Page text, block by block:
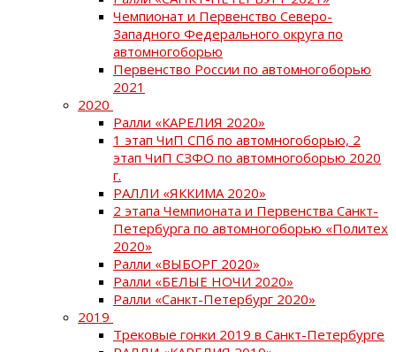
Чемпионат и Первенство Северо-
Западного Федерального округа по
автомногоборью
Первенство России по автомногоборью
2021
2020
Ралли «КАРЕЛИЯ 2020»
1 этап ЧиП СПб по автомногоборью, 2
этап ЧиП СЗФО по автомногоборью 2020
г.
РАЛЛИ «ЯККИМА 2020»
2 этапа Чемпионата и Первенства Санкт-
Петербурга по автомногоборью «Политех
2020»
Ралли «ВЫБОРГ 2020»
Ралли «БЕЛЫЕ НОЧИ 2020»
Ралли «Санкт-Петербург 2020»
2019
Трековые гонки 2019 в Санкт-Петербурге